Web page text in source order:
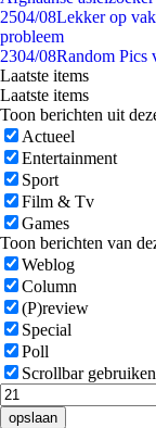
2504/08Lekker op
probleem
2304/08Random Pics
Laatste items
Laatste items
Toon berichten uit
Actueel
Entertainment
Sport
Film & Tv
Games
Toon berichten van
Weblog
Column
(P)review
Special
Poll
Scrollbar gebruiken
opslaan